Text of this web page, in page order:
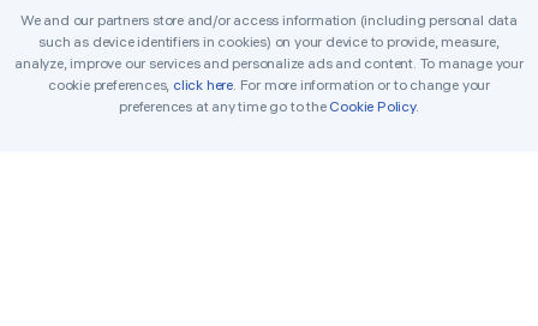
ホーム クラシック
キラー
デイリーチャレンジ
トーナメント
賞
We and our partners store and/or access information (including personal data
such as device identifiers in cookies) on your device to provide, measure,
analyze, improve our services and personalize ads and content. To manage your
cookie preferences, click here. For more information or to change your
preferences at any time go to the Cookie Policy.